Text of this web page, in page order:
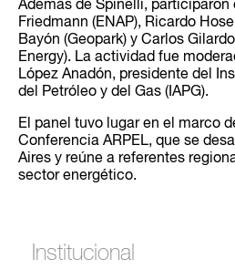
Institucional
Además de Spinelli, participaron
Friedmann (ENAP), Ricardo
Bayón (Geopark) y Carlos
Energy). La actividad fue
López Anadón, presidente del
del Petróleo y del Gas (IAPG).
El panel tuvo lugar en el marco
Conferencia ARPEL, que se
Aires y reúne a referentes
sector energético.